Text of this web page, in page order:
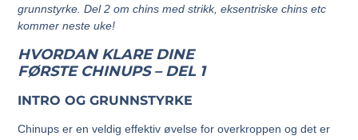
grunnstyrke. Del 2 om chins med strikk, eksentriske chins etc
kommer neste uke!
HVORDAN KLARE DINE
FØRSTE CHINUPS – DEL 1
INTRO OG GRUNNSTYRKE
Chinups er en veldig effektiv øvelse for overkroppen og det er